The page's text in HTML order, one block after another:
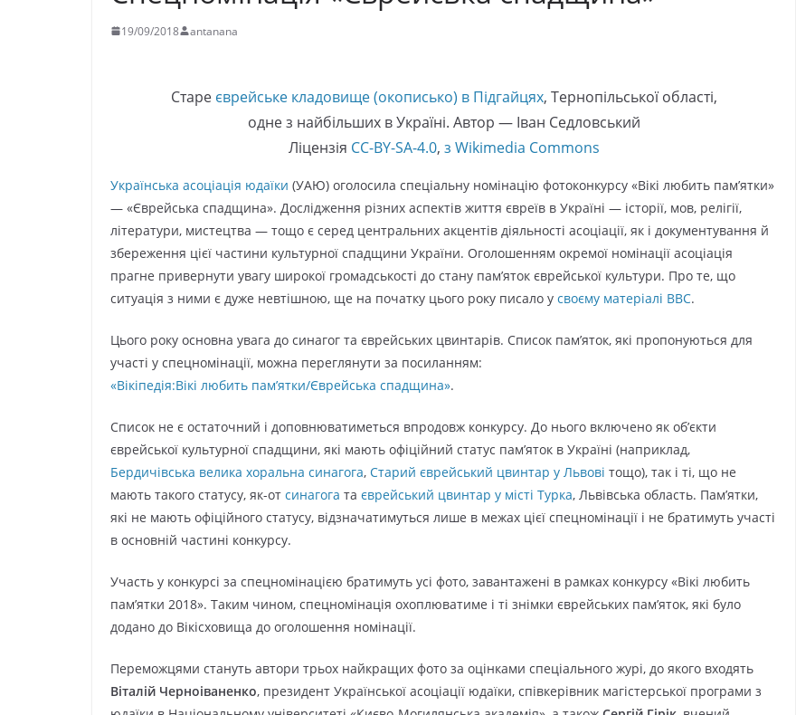
19/09/2018 antanana
Старе єврейське кладовище (окописько) в Підгайцях, Тернопільської області,
одне з найбільших в Україні. Автор — Іван Седловський
Ліцензія CC-BY-SA-4.0, з Wikimedia Commons
Українська асоціація юдаїки (УАЮ) оголосила спеціальну номінацію фотоконкурсу «Вікі любить пам’ятки»
— «Єврейська спадщина». Дослідження різних аспектів життя євреїв в Україні — історії, мов, релігії,
літератури, мистецтва — тощо є серед центральних акцентів діяльності асоціації, як і документування й
збереження цієї частини культурної спадщини України. Оголошенням окремої номінації асоціація
прагне привернути увагу широкої громадськості до стану пам’яток єврейської культури. Про те, що
ситуація з ними є дуже невтішною, ще на початку цього року писало у своєму матеріалі BBC.
Цього року основна увага до синагог та єврейських цвинтарів. Cписок пам’яток, які пропонуються для
участі у спецномінації, можна переглянути за посиланням:
«Вікіпедія:Вікі любить пам’ятки/Єврейська спадщина».
Список не є остаточний і доповнюватиметься впродовж конкурсу. До нього включено як об’єкти
єврейської культурної спадщини, які мають офіційний статус пам’яток в Україні (наприклад,
Бердичівська велика хоральна синагога, Старий єврейський цвинтар у Львові тощо), так і ті, що не
мають такого статусу, як-от синагога та єврейський цвинтар у місті Турка, Львівська область. Пам’ятки,
які не мають офіційного статусу, відзначатимуться лише в межах цієї спецномінації і не братимуть участі
в основній частині конкурсу.
Участь у конкурсі за спецномінацією братимуть усі фото, завантажені в рамках конкурсу «Вікі любить
пам’ятки 2018». Таким чином, спецномінація охоплюватиме і ті знімки єврейських пам’яток, які було
додано до Вікісховища до оголошення номінації.
Переможцями стануть автори трьох найкращих фото за оцінками спеціального журі, до якого входять
Віталій Черноіваненко, президент Української асоціації юдаїки, співкерівник магістерської програми з